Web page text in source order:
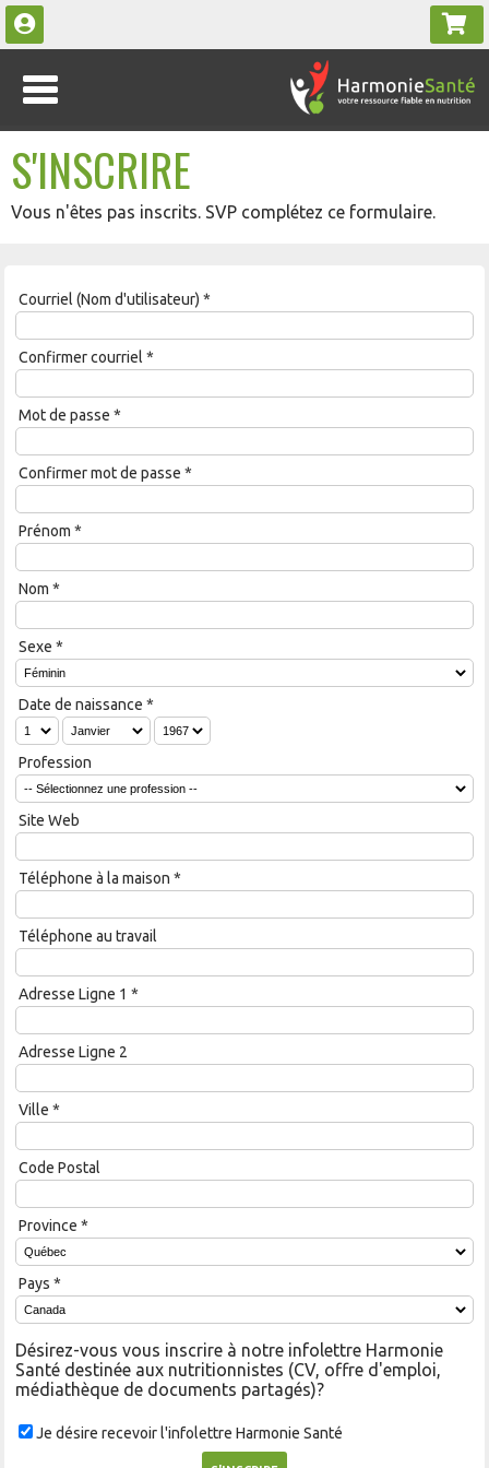
S'INSCRIRE
Vous n'êtes pas inscrits. SVP complétez ce formulaire.
Courriel (Nom d'utilisateur) *
Confirmer courriel *
Mot de passe *
Confirmer mot de passe *
Prénom *
Nom *
Sexe *
Date de naissance *
Profession
Site Web
Téléphone à la maison *
Téléphone au travail
Adresse Ligne 1 *
Adresse Ligne 2
Ville *
Code Postal
Province *
Pays *
Désirez-vous vous inscrire à notre infolettre Harmonie
Santé destinée aux nutritionnistes (CV, offre d'emploi,
médiathèque de documents partagés)?
Je désire recevoir l'infolettre Harmonie Santé